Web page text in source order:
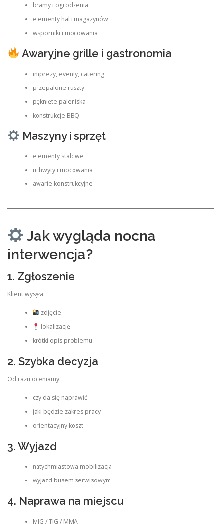
bramy i ogrodzenia
elementy hal i magazynów
wsporniki i mocowania
Awaryjne grille i gastronomia
imprezy, eventy, catering
przepalone ruszty
pęknięte paleniska
konstrukcje BBQ
Maszyny i sprzęt
elementy stalowe
uchwyty i mocowania
awarie konstrukcyjne
Jak wygląda nocna
interwencja?
1. Zgłoszenie
Klient wysyła:
zdjęcie
lokalizację
krótki opis problemu
2. Szybka decyzja
Od razu oceniamy:
czy da się naprawić
jaki będzie zakres pracy
orientacyjny koszt
3. Wyjazd
natychmiastowa mobilizacja
wyjazd busem serwisowym
4. Naprawa na miejscu
MIG / TIG / MMA